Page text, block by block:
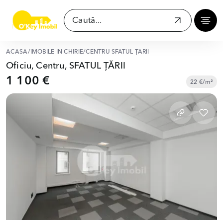
ACASĂ/ IMOBILE ÎN CHIRIE/CENTRU SFATUL ȚĂRII
Oficiu, Centru, SFATUL ȚĂRII
1 100 € 22 €/m²